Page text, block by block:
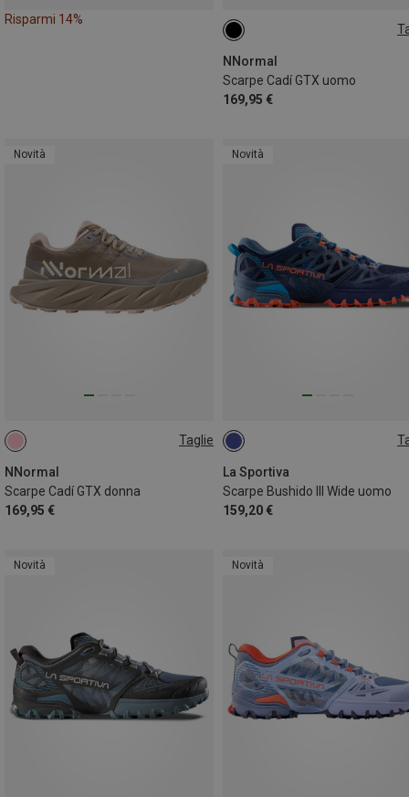
Risparmi 14%
NNormal
Scarpe Cadí GTX uomo
169,95 €
Novità
Taglie
NNormal
Scarpe Cadí GTX donna
169,95 €
Novità
La Sportiva
Scarpe Bushido III Wide uomo
159,20 €
41
43
44
Novità Novità